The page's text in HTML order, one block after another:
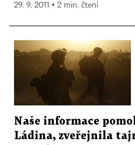
29. 9. 2011 ▪ 2 min. čtení
Naše informace
Ládina, zveřejnila